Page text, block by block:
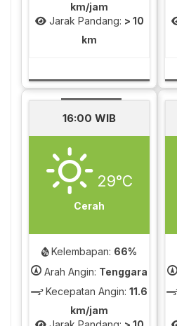
km/jam
Jarak Pandang: > 10
km
16:00 WIB
29°C
Cerah
Kelembapan: 66%
Arah Angin: Tenggara
Kecepatan Angin: 11.6
km/jam